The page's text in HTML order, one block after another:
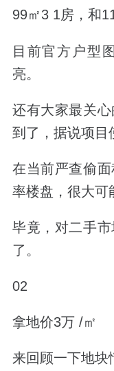
99㎡3 1房，和
目前官方户型
亮。
还有大家最关
到了， 据说项目
在当前严查偷
率楼盘，很大可
毕竟，对二手
了。
02
拿地价3万 /㎡
来回顾一下地块